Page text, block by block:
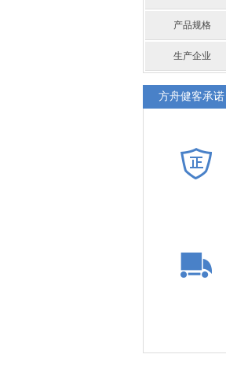
产品规格
生产企业
方舟健客承诺